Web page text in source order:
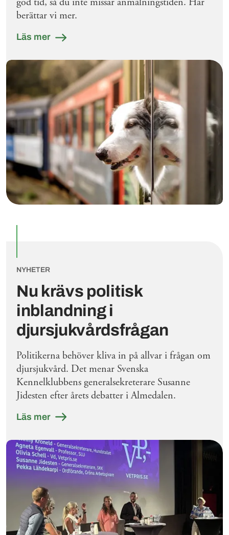
berättar vi mer.
Läs mer
Nu krävs politisk
inblandning i
djursjukvårdsfrågan
NYHETER
Politikerna behöver kliva in på allvar i frågan om
djursjukvård. Det menar Svenska
Kennelklubbens generalsekreterare Susanne
Jidesten efter årets debatter i Almedalen.
Läs mer